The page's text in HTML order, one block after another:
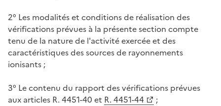
2° Les modalités et conditions de réalisation des
vérifications prévues à la présente section compte
tenu de la nature de l'activité exercée et des
caractéristiques des sources de rayonnements
ionisants ;
3° Le contenu du rapport des vérifications prévues
aux articles R. 4451-40 et R. 4451-44
;